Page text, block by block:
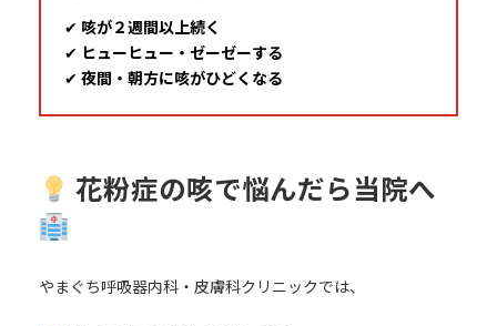
✔ 咳が２週間以上続く
✔ ヒューヒュー・ゼーゼーする
✔ 夜間・朝方に咳がひどくなる
花粉症の咳で悩んだら当院へ
やまぐち呼吸器内科・皮膚科クリニックでは、